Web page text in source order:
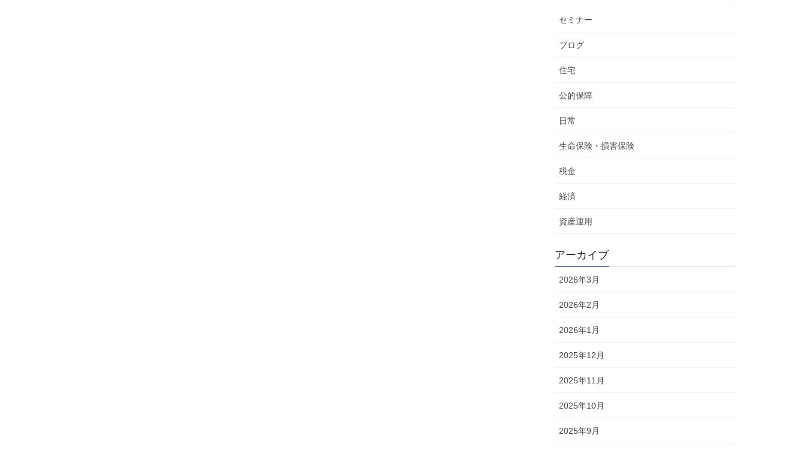
セミナー
ブログ
住宅
公的保障
日常
生命保険・損害保険
税金
経済
資産運用
アーカイブ
2026年3月
2026年2月
2026年1月
2025年12月
2025年11月
2025年10月
2025年9月